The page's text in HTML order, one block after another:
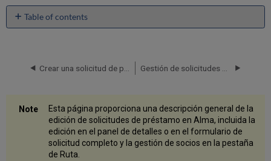
Table of contents
de
en
Detalles
Esta página proporciona una descripción general de la
edición de solicitudes de préstamo en Alma, incluida la
edición en el panel de detalles o en el formulario de
solicitud completo y la gestión de socios en la pestaña
de Ruta.